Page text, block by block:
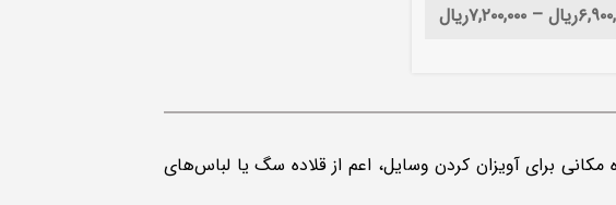
ریال – ۷,۲۰۰,۰۰۰ریال
برای آویزان کردن وسایل، اعم از قلاده سگ یا لباس‌های